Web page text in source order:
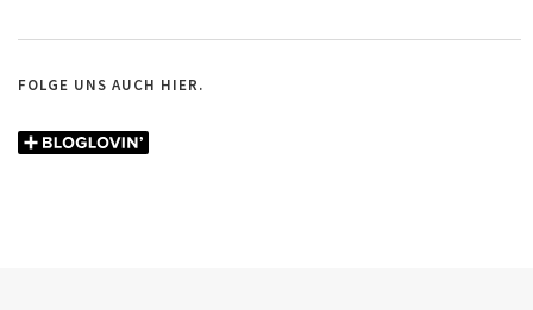
FOLGE UNS AUCH HIER.